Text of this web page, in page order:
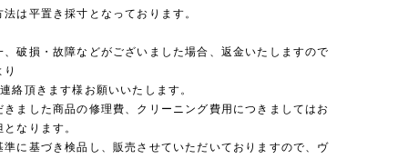
は平置き採寸となっております。
、破損・故障などがございました場合、返金いたしますので
絡頂きます様お願いいたします。
きました商品の修理費、クリーニング費用につきましてはお
なります。
準に基づき検品し、販売させていただいておりますので、ヴ